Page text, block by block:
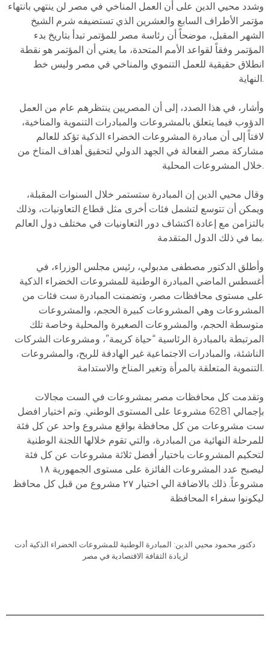
وشدد محيي الدين على أن العمل المناخي في مصر لن ينتهي بانتهاء
مؤتمر الأطراف السابع والعشرين الذي تستضيفه شرم الشيخ
الشهر المقبل، موضحاً أن رئاسة مصر للمؤتمر تبدأ بتاريخ بدء
المؤتمر وفقاً لقواعد الأمم المتحدة، ما يعني أن المؤتمر هو نقطة
انطلاق حقيقية للعمل التنموي والمناخي في مصر وليس خط
النهاية.
وأشار، في هذا الصدد، إلى أن المصريين ينتظرهم عام من العمل
الدؤوب فيما يتعلق بالمشروعات والمبادرات التنموية والمناخية،
لافتاً إلى أن مبادرة المشروعات الخضراء الذكية تؤكد للعالم
مشاركة مصر الفعالة في الجهد الدولي لتحقيق أهداف المناخ من
خلال المشروعات المحلية.
وقال محيي الدين إن المبادرة ستستمر خلال السنوات المقبلة،
ويمكن أن تتوسع لتشمل فئات أخرى مثل قطاع التعاونيات، وذلك
بالتزامن مع إعادة اكتشاف دور التعاونيات في مختلف دول العالم
بما في ذلك الدول المتقدمة.
وأطلق الدكتور مصطفى مدبولي، رئيس مجلس الوزراء، في
أغسطس الماضي المبادرة الوطنية للمشروعات الخضراء الذكية
على مستوى محافظات مصر، وتضمنت المبادرة ست فئات من
المشروعات وهي المشروعات كبيرة الحجم، والمشروعات
متوسطة الحجم، والمشروعات الصغيرة والمحلية وخاصة تلك
المرتبطة بالمبادرة الرئاسية “حياة كريمة”، ومشروعات الشركات
الناشئة، والمبادرات الاجتماعية غير الهادفة للربح، والمشروعات
التنموية المتعلقة بالمرأة وتغير المناخ والاستدامة.
وتقدمت كل محافظات مصر بمشروعات في الست مجالات
بإجمالي 6281 مشروعا على المستوى الوطني. وتم اختيار افضل
ست مشروعات من كل محافظة بواقع مشروع واحد عن كل فئة
للمرحلة النهائية من المبادرة، والتي تقوم خلالها اللجنة الوطنية
لتحكيم المشروعات باختيار أفضل ثلاثة مشروعات عن كل فئة
ليصبح عدد المشروعات الفائزة على مستوى الجمهورية ١٨
مشروعاً. ذلك بالاضافة الي اختيار ٢٧ مشروع من قبل كل محافظ
ليكونوا سفراء المحافظة
دكتور محمود محيي الدين: المبادرة الوطنية للمشروعات الخضراء الذكية أدت
لزيادة الثقافة الاقتصادية في مصر